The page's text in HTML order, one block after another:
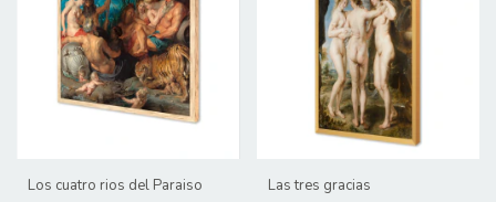
Los cuatro rios del Paraiso
Las tres gracias